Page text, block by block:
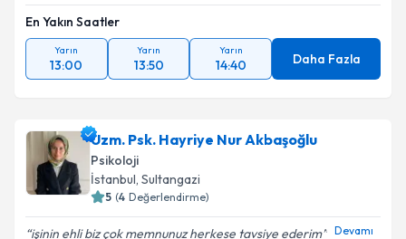
En Yakın Saatler
Yarın
13:00
Yarın
13:50
Yarın
14:40 Daha Fazla
Uzm. Psk. Hayriye Nur Akbaşoğlu
Psikoloji
İstanbul, Sultangazi
5 (4 Değerlendirme)
işinin ehli biz çok memnunuz herkese tavsiye ederim Devamı